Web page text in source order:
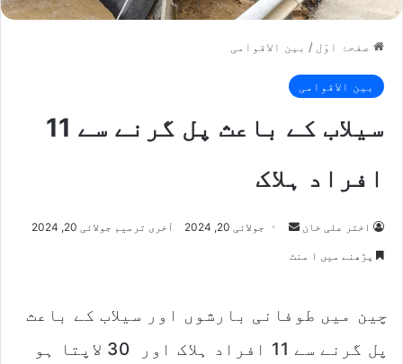
صفحۂ اوّل / بین الاقوامی
بین الاقوامی
سیلاب کے باعث پل گرنے سے 11
افراد ہلاک
اختر علی خان
a
e
جولائی 20, 2024 آخری ترمیم جولائی 20, 2024
پڑھنے میں ۱ منٹ
چین میں طوفانی بارشوں اور سیلاب کے باعث
پل گرنے سے 11 افراد ہلاک اور 30 لاپتا ہو